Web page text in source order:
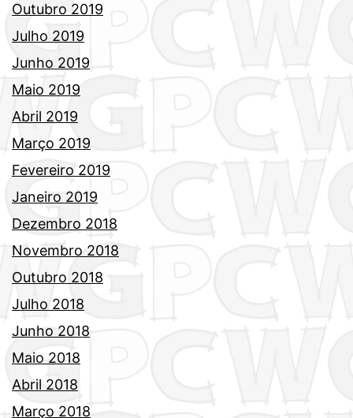
Outubro 2019
Julho 2019
Junho 2019
Maio 2019
Abril 2019
Março 2019
Fevereiro 2019
Janeiro 2019
Dezembro 2018
Novembro 2018
Outubro 2018
Julho 2018
Junho 2018
Maio 2018
Abril 2018
Março 2018